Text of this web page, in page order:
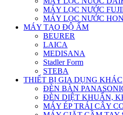
MÁY LỌC NƯỚC
MÁY LỌC NƯỚC
MÁY TẠO ĐỘ ẨM
BEURER
LAICA
MEDISANA
Stadler Form
STEBA
THIẾT BỊ GIA DỤNG KHÁC
ĐÈN BÀN
ĐÈN DIỆT KHUẨN,
MÁY ÉP TRÁI CÂY